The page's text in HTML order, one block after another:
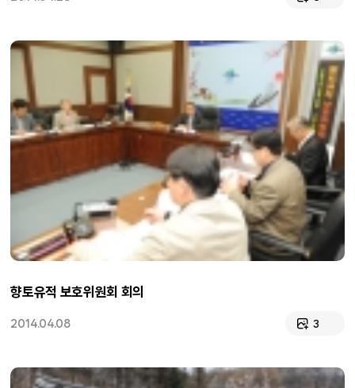
향토유적 보호위원회 회의
2014.04.08 3